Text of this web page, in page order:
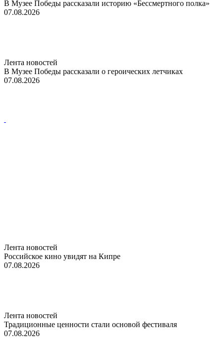
В Музее Победы рассказали историю «Бессмертного полка»
07.08.2026
Лента новостей
В Музее Победы рассказали о героических летчиках
07.08.2026
Лента новостей
Российское кино увидят на Кипре
07.08.2026
Лента новостей
Традиционные ценности стали основой фестиваля
07.08.2026